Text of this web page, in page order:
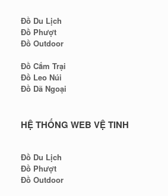
Đồ Du Lịch
Đồ Phượt
Đồ Outdoor
Đồ Cắm Trại
Đồ Leo Núi
Đồ Dã Ngoại
HỆ THỐNG WEB VỆ TINH
Đồ Du Lịch
Đồ Phượt
Đồ Outdoor